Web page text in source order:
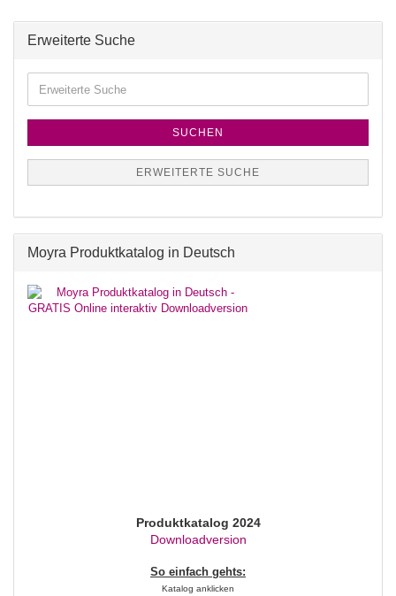
Erweiterte Suche
SUCHEN
ERWEITERTE SUCHE
Moyra Produktkatalog in Deutsch
Produktkatalog 2024
Downloadversion
So einfach gehts:
Katalog anklicken